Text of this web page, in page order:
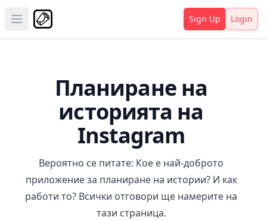
Open main menu Sign Up Login
Планиране на
историята на
Instagram
Вероятно се питате: Кое е най-доброто
приложение за планиране на истории? И как
работи то? Всички отговори ще намерите на
тази страница.